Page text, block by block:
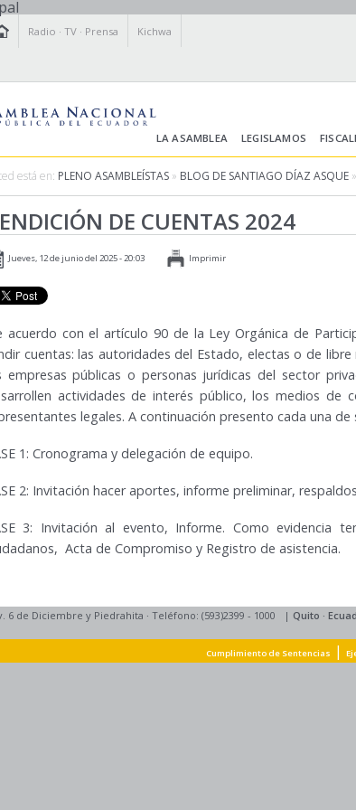
Radio ·TV · Prensa Kichwa
LA ASAMBLEA LEGISLAMOS
está en: PLENO ASAMBLEÍSTAS » BLOG DE SANTIAGO DÍAZ ASQUE
DE CUENTAS 2024
Jueves, 12 de junio del 2025 - 20:03 Imprimir
acuerdo con el artículo 90 de la Ley Orgánica de
cuentas: las autoridades del Estado, electas o de
empresas públicas o personas jurídicas del sector
actividades de interés público, los medios de
legales. A continuación presento cada una de
1: Cronograma y delegación de equipo.
2: Invitación hacer aportes, informe preliminar,
3: Invitación al evento, Informe. Como evidencia
Acta de Compromiso y Registro de asistencia.
6 de Diciembre y Piedrahita · Teléfono: (593)2399 - 1000 | Quito ·
Cumplimiento de Sentencias |